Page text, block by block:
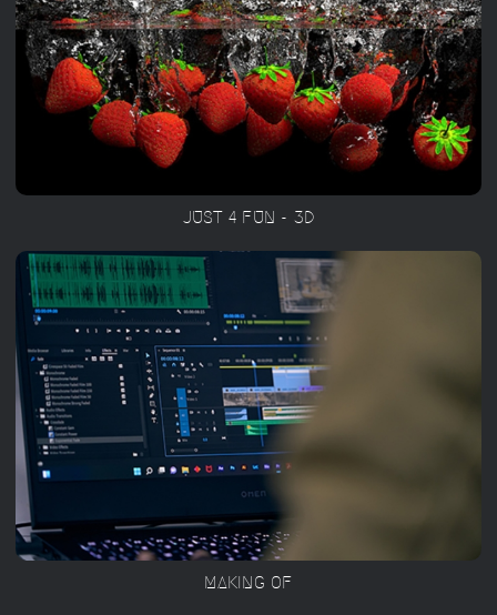
JUST 4 FUN - 3D
MAKING OF